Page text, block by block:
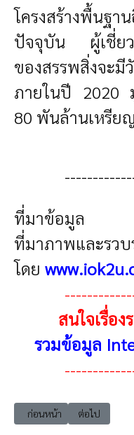
โครงสร้างพื้นฐา
ปัจจุบัน ผู้เชี่ยว
ของสรรพสิ่งจะมี
ภายในปี 2020
80 พันล้านเหรียญ
ที่มาข้อมูล
ที่มาภาพและรวบ
โดย
สนใจเรื่อ
รวมข้อมูล
เนื้อหาก่อนหน้า: ict เทคโน
ก่อนหน้า เนื้อหาถัดไป:
ต่อไป